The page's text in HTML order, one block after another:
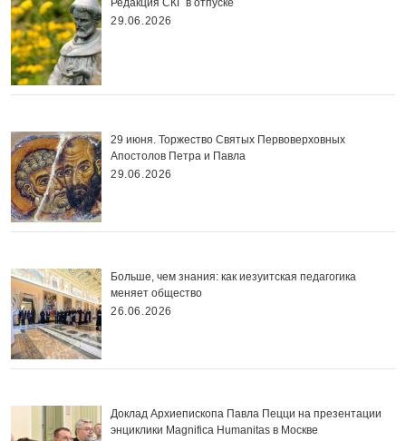
Редакция СКГ в отпуске
29.06.2026
29 июня. Торжество Святых Первоверховных
Апостолов Петра и Павла
29.06.2026
Больше, чем знания: как иезуитская педагогика
меняет общество
26.06.2026
Доклад Архиепископа Павла Пецци на презентации
энциклики Magnifica Нumanitas в Москве